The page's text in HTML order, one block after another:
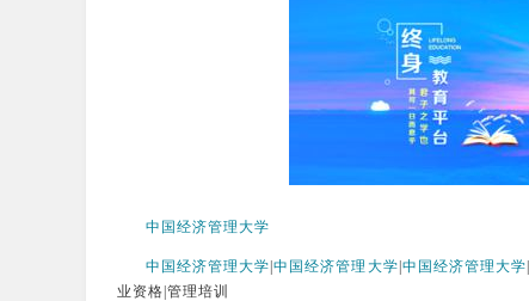
中国经济管理大学
中国经济管理大学 |中国经济管理大学 中国经济管理大学
业资格|管理培训